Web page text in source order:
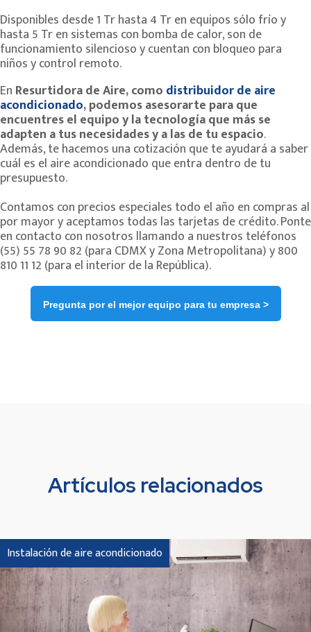
Disponibles desde 1 Tr hasta 4 Tr en equipos sólo frío y
hasta 5 Tr en sistemas con bomba de calor, son de
funcionamiento silencioso y cuentan con bloqueo para
niños y control remoto.
En Resurtidora de Aire, como distribuidor de aire
acondicionado, podemos asesorarte para que
encuentres el equipo y la tecnología que más se
adapten a tus necesidades y a las de tu espacio.
Además, te hacemos una cotización que te ayudará a saber
cuál es el aire acondicionado que entra dentro de tu
presupuesto.
Contamos con precios especiales todo el año en compras al
por mayor y aceptamos todas las tarjetas de crédito. Ponte
en contacto con nosotros llamando a nuestros teléfonos
(55) 55 78 90 82 (para CDMX y Zona Metropolitana) y 800
810 11 12 (para el interior de la República).
Pregunta por el mejor equipo para tu empresa >
Artículos relacionados
Instalación de aire acondicionado